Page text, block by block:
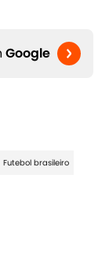
Google
Futebol brasileiro